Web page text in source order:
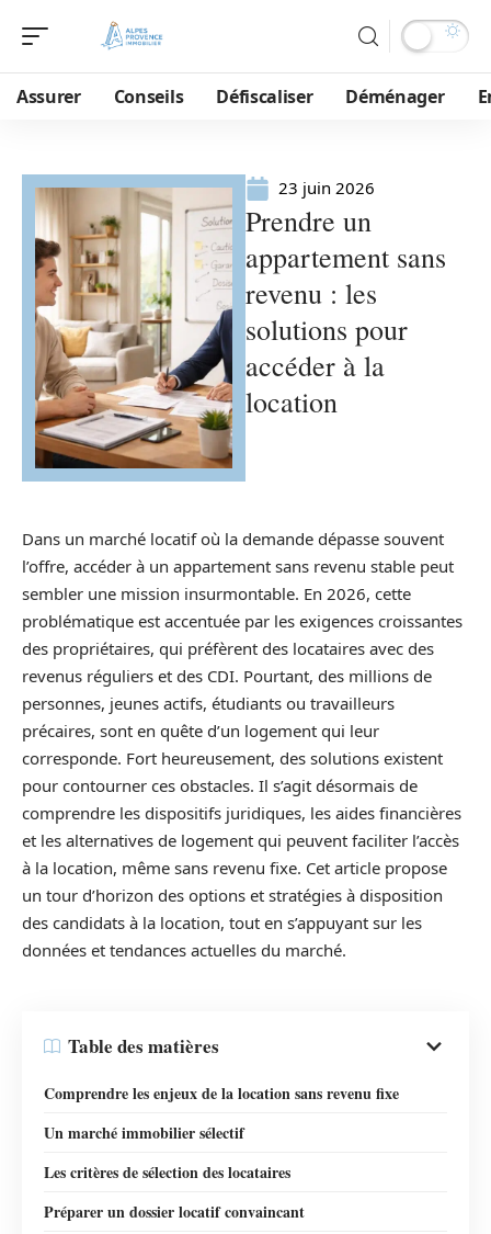
Assurer Conseils Défiscaliser Déménager
23 juin 2026
Prendre un
appartement sans
revenu : les
solutions pour
accéder à la
location
Dans un marché locatif où la demande dépasse souvent
l’offre, accéder à un appartement sans revenu stable peut
sembler une mission insurmontable. En 2026, cette
problématique est accentuée par les exigences croissantes
des propriétaires, qui préfèrent des locataires avec des
revenus réguliers et des CDI. Pourtant, des millions de
personnes, jeunes actifs, étudiants ou travailleurs
précaires, sont en quête d’un logement qui leur
corresponde. Fort heureusement, des solutions existent
pour contourner ces obstacles. Il s’agit désormais de
comprendre les dispositifs juridiques, les aides financières
et les alternatives de logement qui peuvent faciliter l’accès
à la location, même sans revenu fixe. Cet article propose
un tour d’horizon des options et stratégies à disposition
des candidats à la location, tout en s’appuyant sur les
données et tendances actuelles du marché.
Table des matières
Comprendre les enjeux de la location sans revenu fixe
Un marché immobilier sélectif
Les critères de sélection des locataires
Préparer un dossier locatif convaincant